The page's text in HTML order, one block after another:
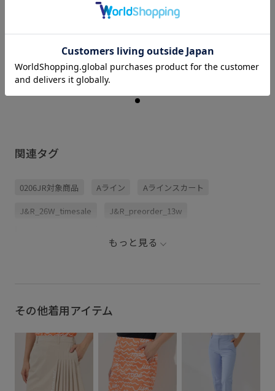
骨格： ストレート
パーソナルカラー： ブルべ夏
カラー : オレンジ (70)
関連タグ
0206JR対象商品 Aライン Aラインスカート
J&R_26W_timesale J&R_preorder_13w
JUN&ROPE260521クーポン対象アイテム
UVカット さらっとした着心地
ゴルフ シンプルコーデ スカート
もっと見る
その他着用アイテム